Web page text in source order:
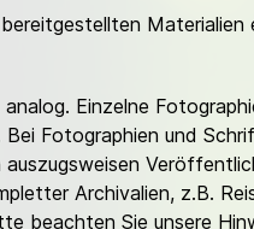
Einzelne
Fotographien und
Archivalien, z.B.
beachten Sie unsere